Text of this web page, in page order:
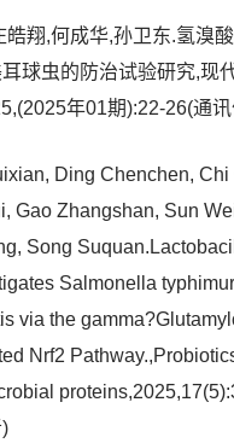
皓翔,何成华,孙卫东.氢溴
球虫的防治试验研究,现
年01期):22-26(通
Ding Chenchen, Chi
Gao Zhangshan, Sun
Song
Salmonella
via the
Nrf2